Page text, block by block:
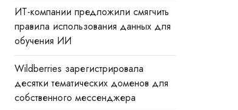
ИТ-компании предложили смягчить
правила использования данных для
обучения ИИ
Wildberries зарегистрировала
десятки тематических доменов для
собственного мессенджера